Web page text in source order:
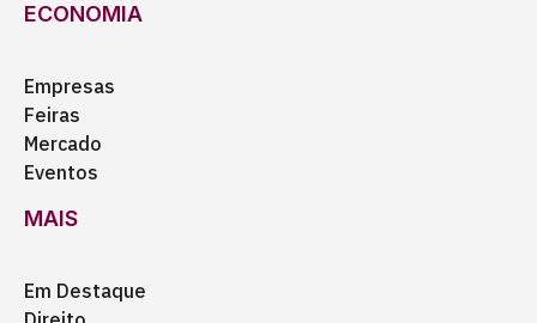
ECONOMIA
Empresas
Feiras
Mercado
Eventos
MAIS
Em Destaque